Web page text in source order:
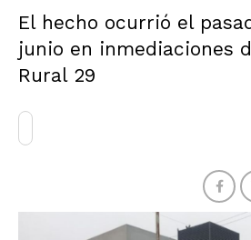
El hecho ocurrió el
junio en inmediaciones
Rural 29